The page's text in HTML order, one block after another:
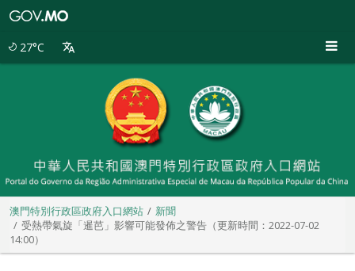
27°C
澳門特別行政區政府入口網站
新聞
受熱帶氣旋「暹芭」影響可能發佈之警告（更新時間：2022-07-02
14:00）